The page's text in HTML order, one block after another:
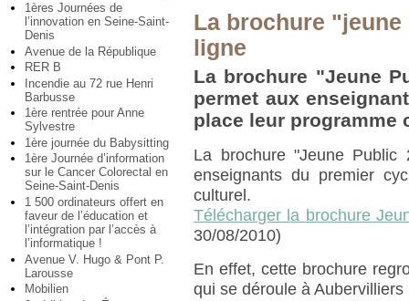
1ères Journées de
l’innovation en Seine-Saint-
Denis
Avenue de la République
RER B
Incendie au 72 rue Henri
Barbusse
1ère rentrée pour Anne
Sylvestre
1ère journée du Babysitting
1ère Journée d’information
sur le Cancer Colorectal en
Seine-Saint-Denis
1 500 ordinateurs offert en
faveur de l’éducation et
l’intégration par l’accès à
l’informatique !
Avenue V. Hugo & Pont P.
Larousse
Mobilien
La brochure "jeune
ligne
La brochure "Jeune
permet aux
place leur programme
La brochure "Jeune
enseignants du premier
culturel.
Télécharger la brochure
30/08/2010)
En effet, cette brochure
qui se déroule à Aubervilliers